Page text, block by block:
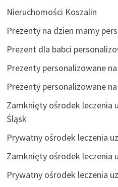
Nieruchomości Koszalin
Prezenty na dzien mamy
Prezent dla babci
Prezenty personalizowane
Prezenty personalizowane
Zamknięty ośrodek leczenia
Śląsk
Prywatny ośrodek leczenia
Zamknięty ośrodek leczenia
Prywatny ośrodek leczenia